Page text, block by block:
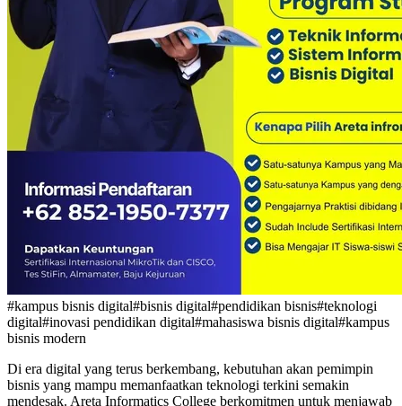
#kampus bisnis digital#bisnis digital#pendidikan bisnis#teknologi
digital#inovasi pendidikan digital#mahasiswa bisnis digital#kampus
bisnis modern
Di era digital yang terus berkembang, kebutuhan akan pemimpin
bisnis yang mampu memanfaatkan teknologi terkini semakin
mendesak. Areta Informatics College berkomitmen untuk menjawab